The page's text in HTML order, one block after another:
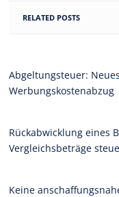
RELATED POSTS
Abgeltungsteuer:
Werbungskostenabzug
Rückabwicklung eines
Vergleichsbeträge
Keine